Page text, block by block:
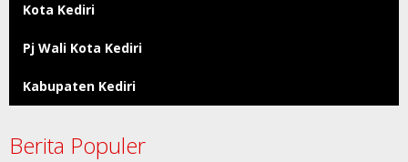
Kota Kediri
Pj Wali Kota Kediri
Kabupaten Kediri
Berita Populer